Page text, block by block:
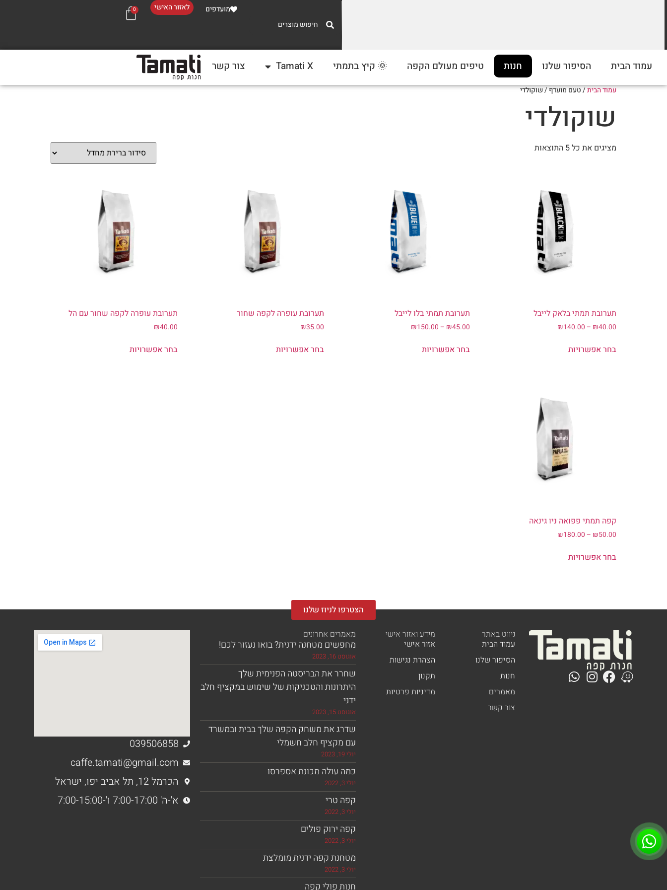
ברכישה מעל 5 קילו. כנסו לראות! ברכישה מעל 300 ₪
מועדפים לאזור האישי 0
עמוד הבית הסיפור שלנו חנות טיפים מעולם הקפה 🌞 קיץ בתמתי Tamati X צור קשר
עמוד הבית/ טעם מועדף / שוקולדי
שוקולדי
מציגים את כל ⁦5⁩ התוצאות
תערובת תמתי בלאק לייבל
₪40.00
–
₪140.00
בחר אפשרויות
תערובת תמתי בלו לייבל
₪45.00
–
₪150.00
בחר אפשרויות
תערובת עופרה לקפה שחור
₪35.00
בחר אפשרויות
תערובת עופרה לקפה שחור עם הל
₪40.00
בחר אפשרויות
קפה תמתי פפואה ניו גינאה
₪50.00
–
₪180.00
בחר אפשרויות
הצטרפו לניוז שלנו
ניווט באתר
עמוד הבית
הסיפור שלנו
חנות
מאמרים
צור קשר
מידע ואזור אישי
אזור אישי
הצהרת נגישות
תקנון
מדיניות פרטיות
מאמרים אחרונים
מחפשים מטחנה ידנית? בואו נעזור לכם!
אוגוסט 16, 2023
שחרר את הבריסטה הפנימית שלך
היתרונות והטכניקות של שימוש במקציף חלב
ידני
אוגוסט 15, 2023
שדרג את משחק הקפה שלך בבית ובמשרד
עם מקציף חלב חשמלי
יולי 19, 2023
כמה עולה מכונת אספרסו
יולי 3, 2022
קפה טרי
יולי 3, 2022
קפה ירוק פולים
יולי 3, 2022
מטחנת קפה ידנית מומלצת
יולי 3, 2022
חנות פולי קפה
039506858
caffe.tamati@gmail.com
הכרמל 12, תל אביב יפו, ישראל
א'-ה' 7:00-17:00 ו'-7:00-15:00